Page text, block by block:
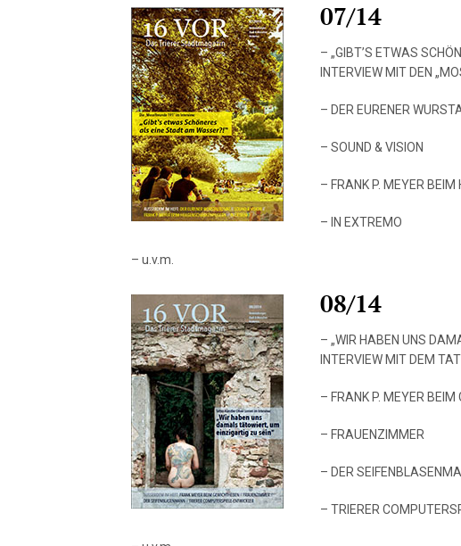
07/14
– „GIBT’S ETWAS
INTERVIEW MIT DEN
– DER EURENER
– SOUND & VISION
– FRANK P. MEYER BEIM
– IN EXTREMO
– u.v.m.
08/14
– „WIR HABEN UNS
INTERVIEW MIT DEM
– FRANK P. MEYER BEIM
– FRAUENZIMMER
– DER
– TRIERER